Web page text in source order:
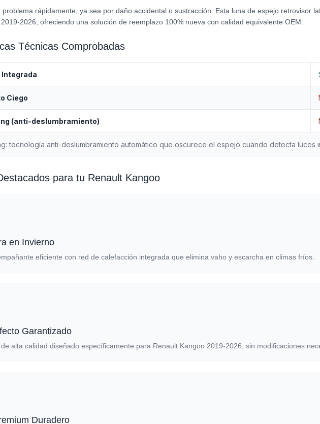
problema rápidamente, ya sea por daño accidental o sustracción. Esta luna de espejo retrovisor
2026, ofreciendo una solución de reemplazo 100% nueva con calidad equivalente OEM.
Técnicas Comprobadas
Ciego
(anti-deslumbramiento)
tecnología anti-deslumbramiento automático que oscurece el espejo cuando detecta luces
para tu Renault Kangoo
en Invierno
eficiente con red de calefacción integrada que elimina vaho y escarcha en climas fríos.
Garantizado
alta calidad diseñado específicamente para Renault Kangoo 2019-2026, sin modificaciones
Duradero